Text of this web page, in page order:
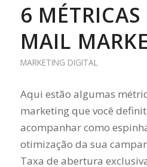
6 MÉTRICAS
MAIL
MARKETING DIGITAL
Aqui estão algumas
marketing que você
acompanhar como
otimização da sua
Taxa de abertura